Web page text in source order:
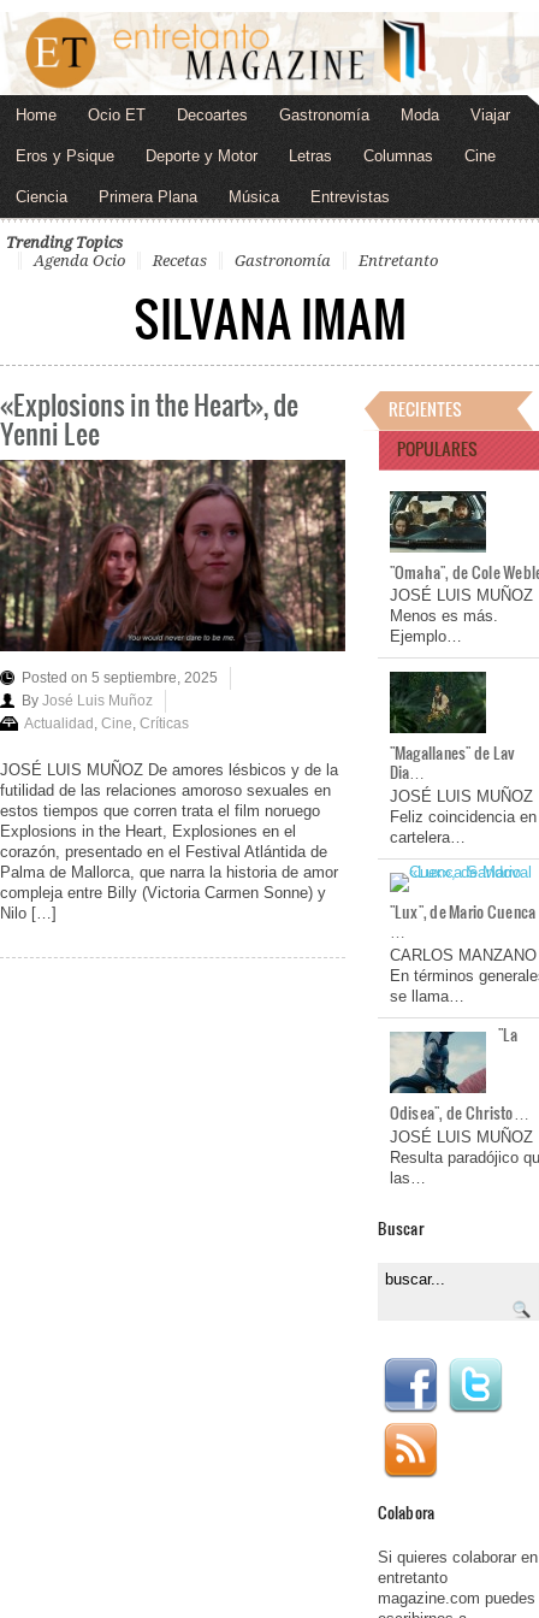
Home Ocio ET Decoartes Gastronomía Moda Viajar
Eros y Psique Deporte y Motor Letras Columnas Cine
Ciencia Primera Plana Música Entrevistas
Trending Topics
Agenda Ocio
Recetas Gastronomía Entretanto
SILVANA IMAM
«Explosions in the Heart», de
Yenni Lee
Posted on 5 septiembre, 2025
By José Luis Muñoz
Actualidad, Cine, Críticas
JOSÉ LUIS MUÑOZ De amores lésbicos y de la
futilidad de las relaciones amoroso sexuales en
estos tiempos que corren trata el film noruego
Explosions in the Heart, Explosiones en el
corazón, presentado en el Festival Atlántida de
Palma de Mallorca, que narra la historia de amor
compleja entre Billy (Victoria Carmen Sonne) y
Nilo […]
RECIENTES
POPULARES
"Omaha", de Cole
JOSÉ LUIS MUÑOZ
Menos es más.
Ejemplo…
"Magallanes" de Lav
Dia…
JOSÉ LUIS MUÑOZ
Feliz coincidencia en
cartelera…
"Lux", de Mario Cuenca
…
CARLOS MANZANO
En términos
se llama…
"La
Odisea", de Christo…
JOSÉ LUIS MUÑOZ
Resulta paradójico
las…
Buscar
Colabora
Si quieres colaborar en
entretanto
magazine.com puedes